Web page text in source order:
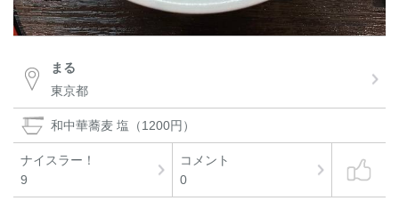
まる
東京都
和中華蕎麦 塩（1200円）
ナイスラー！
9
コメント
0